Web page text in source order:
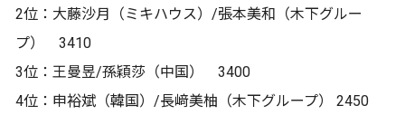
2位：大藤沙月（ミキハウス）/張本美和（木下グルー
プ） 3410
3位：王曼昱/孫穎莎（中国） 3400
4位：申裕斌（韓国）/長﨑美柚（木下グループ） 2450